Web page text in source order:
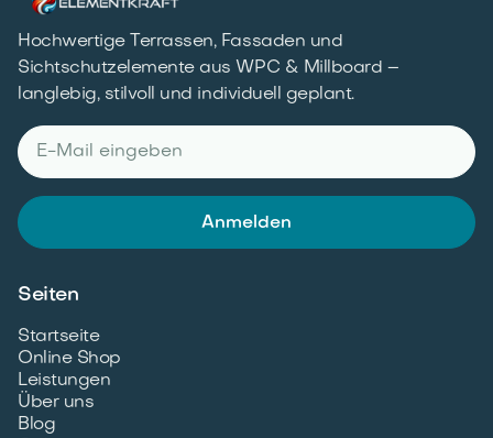
Hochwertige Terrassen, Fassaden und
Sichtschutzelemente aus WPC & Millboard –
langlebig, stilvoll und individuell geplant.
Seiten
Startseite
Online Shop
Leistungen
Über uns
Blog